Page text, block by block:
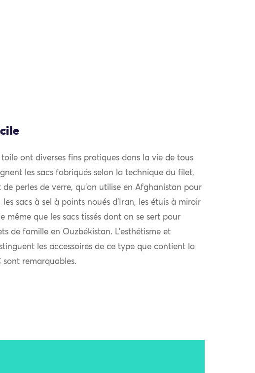
toile ont diverses fins pratiques dans la vie de tous
les sacs fabriqués selon la technique du filet,
de perles de verre, qu’on utilise en Afghanistan pour
les sacs à sel à points noués d’Iran, les étuis à miroir
même que les sacs tissés dont on se sert pour
de famille en Ouzbékistan. L’esthétisme et
les accessoires de ce type que contient la
remarquables.